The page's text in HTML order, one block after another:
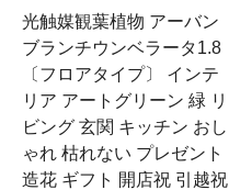
光触媒観葉植物 アーバン
ブランチウンベラータ1.8
〔フロアタイプ〕 インテ
リア アートグリーン 緑 リ
ビング 玄関 キッチン おし
ゃれ 枯れない プレゼント
造花 ギフト 開店祝 引越祝